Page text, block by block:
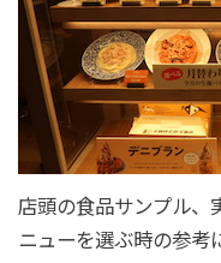
店頭の食品サンプル、
ニューを選ぶ時の参考